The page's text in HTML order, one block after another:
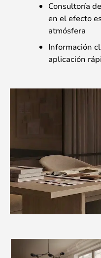
Consultoría
en el efecto
atmósfera
Información
aplicación